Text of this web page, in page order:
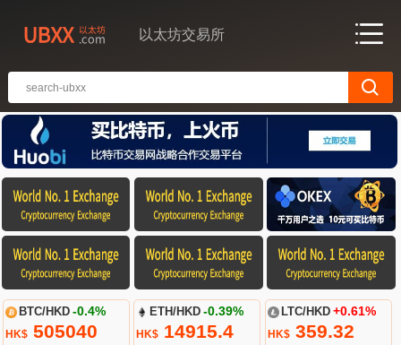
以太坊交易所
BTC/HKD -0.4%
HK$505040
ETH/HKD -0.39%
HK$ 14915.4
LTC/HKD +0.61%
HK$359.32